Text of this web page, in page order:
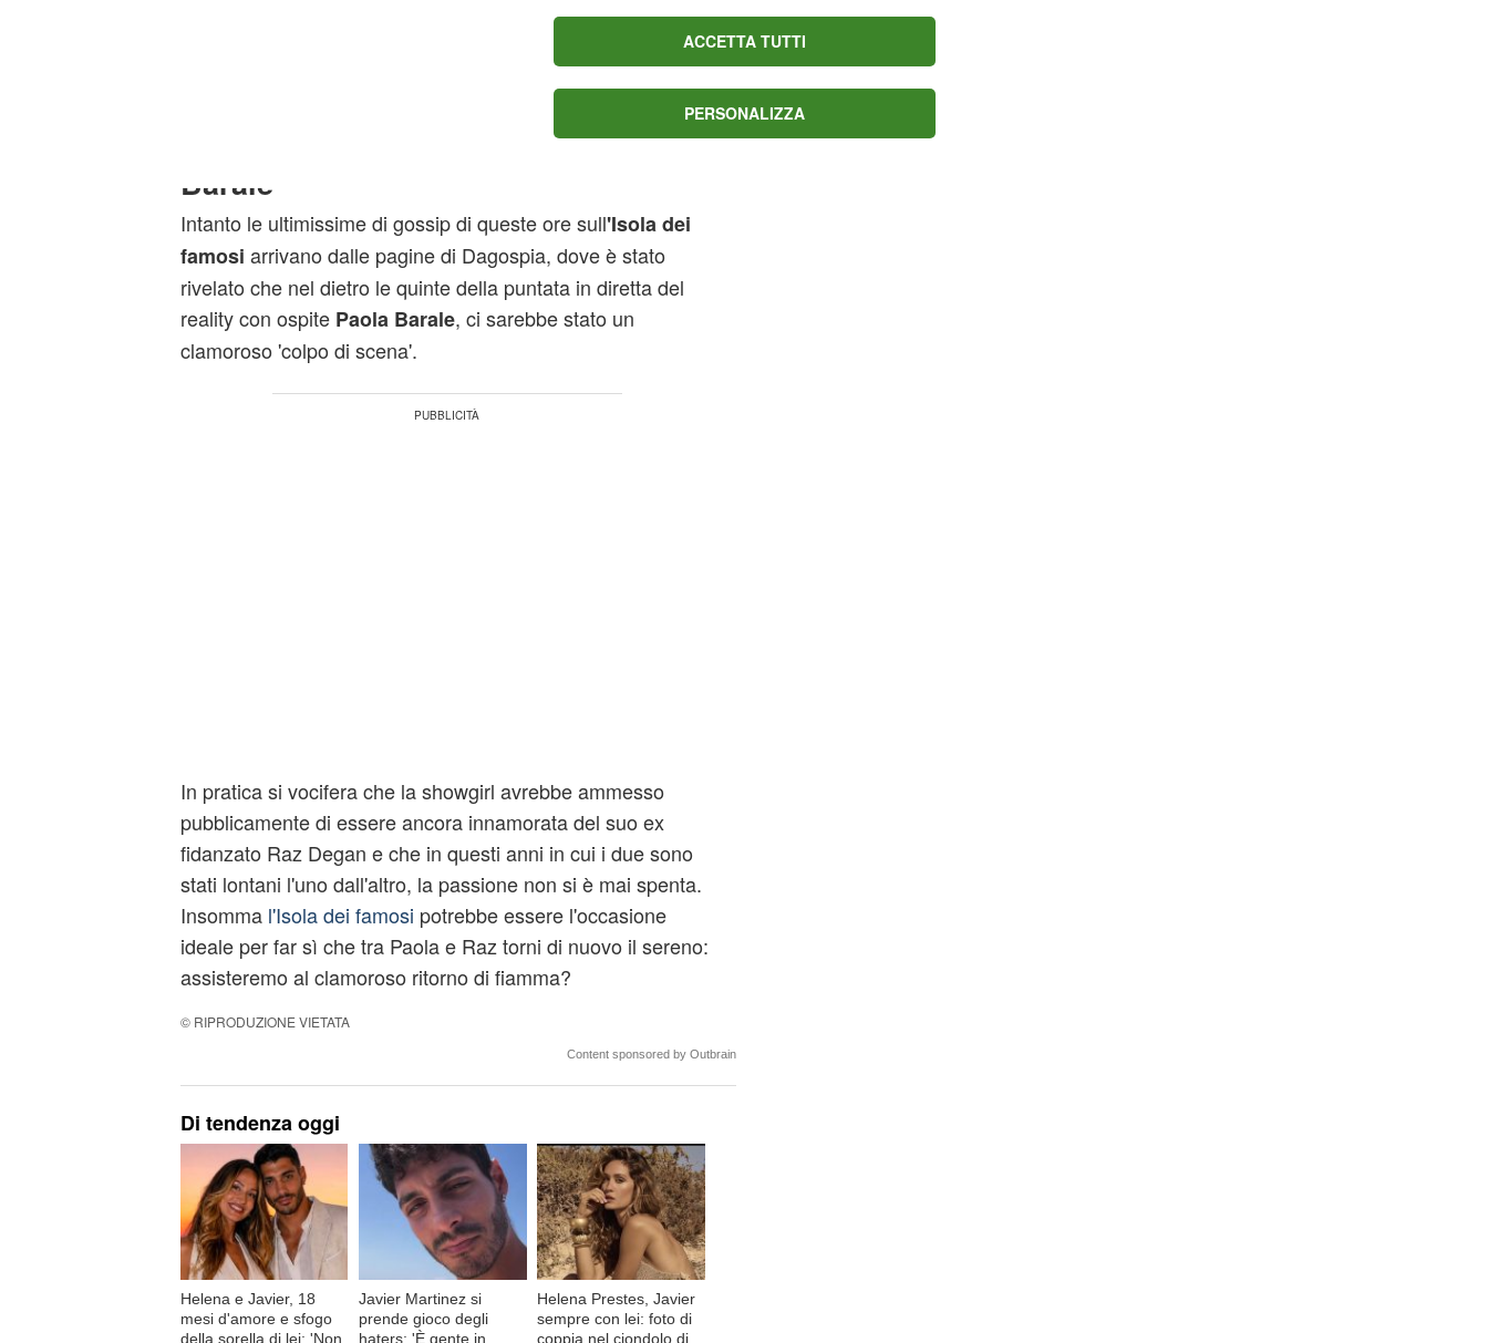
ottenuto una media di circa 4 milioni, con un picco del 22%
di share registrato proprio nella puntata in cui era ospite la
La scottante rivelazione di Paola
Barale
Intanto le ultimissime di gossip di queste ore sull'Isola dei
famosi arrivano dalle pagine di Dagospia, dove è stato
rivelato che nel dietro le quinte della puntata in diretta del
reality con ospite Paola Barale, ci sarebbe stato un
clamoroso 'colpo di scena'.
In pratica si vocifera che la showgirl avrebbe ammesso
pubblicamente di essere ancora innamorata del suo ex
fidanzato Raz Degan e che in questi anni in cui i due sono
stati lontani l'uno dall'altro, la passione non si è mai spenta.
Insommal'Isola dei famosi potrebbe essere l'occasione
ideale per far sì che tra Paola e Raz torni di nuovo il sereno:
assisteremo al clamoroso ritorno di fiamma?
© RIPRODUZIONE VIETATA
Content sponsored by Outbrain
Di tendenza oggi
Helena e Javier, 18
mesi d'amore e sfogo
della sorella di lei: 'Non
Javier Martinez si
prende gioco degli
haters: 'È gente in
Helena Prestes, Javier
sempre con lei: foto di
coppia nel ciondolo di
ACCETTA TUTTI
PERSONALIZZA